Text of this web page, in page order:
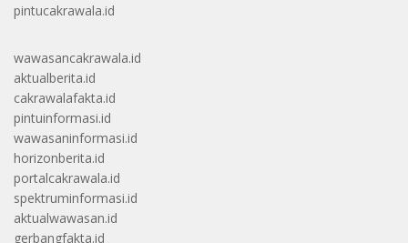
pintucakrawala.id
wawasancakrawala.id
aktualberita.id
cakrawalafakta.id
pintuinformasi.id
wawasaninformasi.id
horizonberita.id
portalcakrawala.id
spektruminformasi.id
aktualwawasan.id
gerbangfakta.id